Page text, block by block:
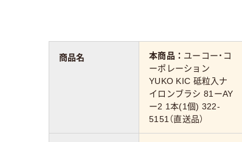
本商品： ユーコー・コ
ーポレーション
YUKO KIC 砥粒入ナ
イロンブラシ 81ーAY
ー2 1本(1個) 322-
5151（直送品）
商品名